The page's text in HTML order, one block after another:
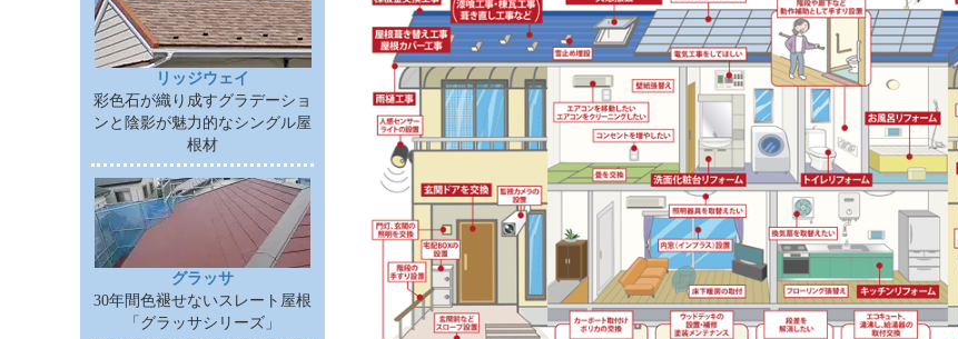
リッジウェイ
彩色石が織り成すグラデーショ
ンと陰影が魅力的なシングル屋
根材
グラッサ
30年間色褪せないスレート屋根
「グラッサシリーズ」